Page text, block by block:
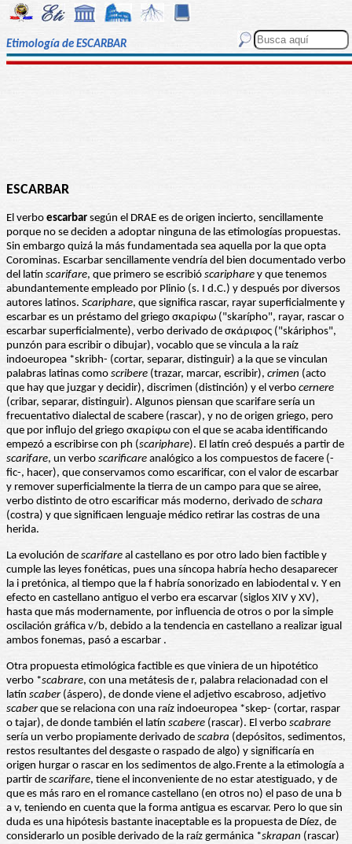
Etimología de ESCARBAR
ESCARBAR
El verbo escarbar según el DRAE es de origen incierto, sencillamente
porque no se deciden a adoptar ninguna de las etimologías propuestas.
Sin embargo quizá la más fundamentada sea aquella por la que opta
Corominas. Escarbar sencillamente vendría del bien documentado verbo
del latín scarifare, que primero se escribió scariphare y que tenemos
abundantemente empleado por Plinio (s. I d.C.) y después por diversos
autores latinos. Scariphare, que significa rascar, rayar superficialmente y
escarbar es un préstamo del griego σκαρίφω ("skarípho", rayar, rascar o
escarbar superficialmente), verbo derivado de σκάριφος ("skáriphos",
punzón para escribir o dibujar), vocablo que se vincula a la raíz
indoeuropea *skribh- (cortar, separar, distinguir) a la que se vinculan
palabras latinas como scribere (trazar, marcar, escribir), crimen (acto
que hay que juzgar y decidir), discrimen (distinción) y el verbo cernere
(cribar, separar, distinguir). Algunos piensan que scarifare sería un
frecuentativo dialectal de scabere (rascar), y no de origen griego, pero
que por influjo del griego σκαρίφω con el que se acaba identificando
empezó a escribirse con ph (scariphare). El latín creó después a partir de
scarifare, un verbo scarificare analógico a los compuestos de facere (-
fic-, hacer), que conservamos como escarificar, con el valor de escarbar
y remover superficialmente la tierra de un campo para que se airee,
verbo distinto de otro escarificar más moderno, derivado de schara
(costra) y que significaen lenguaje médico retirar las costras de una
herida.
La evolución de scarifare al castellano es por otro lado bien factible y
cumple las leyes fonéticas, pues una síncopa habría hecho desaparecer
la i pretónica, al tiempo que la f habría sonorizado en labiodental v. Y en
efecto en castellano antiguo el verbo era escarvar (siglos XIV y XV),
hasta que más modernamente, por influencia de otros o por la simple
oscilación gráfica v/b, debido a la tendencia en castellano a realizar igual
ambos fonemas, pasó a escarbar .
Otra propuesta etimológica factible es que viniera de un hipotético
verbo *scabrare, con una metátesis de r, palabra relacionadad con el
latín scaber(áspero), de donde viene el adjetivo escabroso, adjetivo
scaberque se relaciona con una raíz indoeuropea *skep- (cortar, raspar
o tajar), de donde también el latín scabere (rascar). El verbo scabrare
sería un verbo propiamente derivado de scabra (depósitos, sedimentos,
restos resultantes del desgaste o raspado de algo) y significaría en
origen hurgar o rascar en los sedimentos de algo.Frente a la etimología a
partir de scarifare, tiene el inconveniente de no estar atestiguado, y de
que es más raro en el romance castellano (en otros no) el paso de una b
a v, teniendo en cuenta que la forma antigua es escarvar. Pero lo que sin
duda es una hipótesis bastante inaceptable es la propuesta de Díez, de
considerarlo un posible derivado de la raíz germánica *skrapan (rascar)